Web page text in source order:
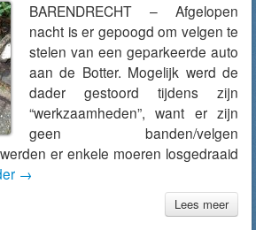
BARENDRECHT – Afgelopen
nacht is er gepoogd om velgen te
stelen van een geparkeerde auto
aan de Botter. Mogelijk werd de
dader gestoord tijdens zijn
“werkzaamheden”, want er zijn
geen banden/velgen
er enkele moeren losgedraaid
→
Lees meer